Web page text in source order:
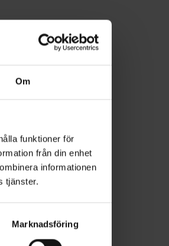
Om
funktioner för
från din enhet
informationen
tjänster.
Marknadsföring